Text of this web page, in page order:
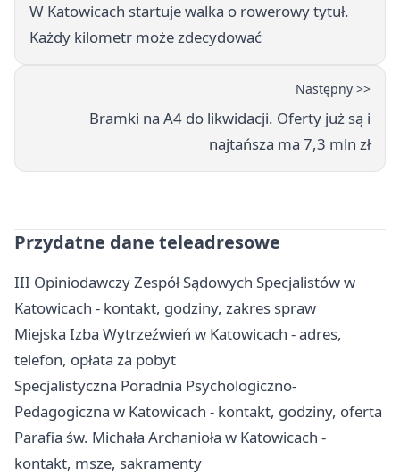
W Katowicach startuje walka o rowerowy tytuł.
Każdy kilometr może zdecydować
Następny >>
Bramki na A4 do likwidacji. Oferty już są i
najtańsza ma 7,3 mln zł
Przydatne dane teleadresowe
III Opiniodawczy Zespół Sądowych Specjalistów w
Katowicach - kontakt, godziny, zakres spraw
Miejska Izba Wytrzeźwień w Katowicach - adres,
telefon, opłata za pobyt
Specjalistyczna Poradnia Psychologiczno-
Pedagogiczna w Katowicach - kontakt, godziny, oferta
Parafia św. Michała Archanioła w Katowicach -
kontakt, msze, sakramenty